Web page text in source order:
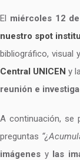
El miércoles 12
nuestro spot
bibliográfico, visual
Central UNICEN y
reunión e
A continuación, se
preguntas
imágenes y las